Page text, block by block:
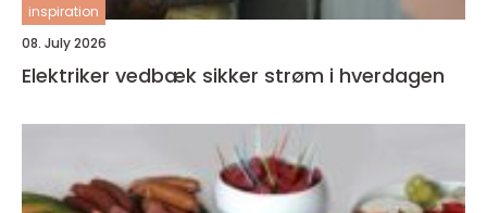
inspiration
08. July 2026
Elektriker vedbæk sikker strøm i hverdagen